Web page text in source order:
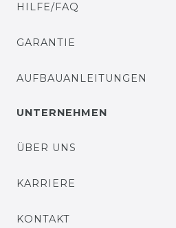
HILFE/FAQ
GARANTIE
AUFBAUANLEITUNGEN
UNTERNEHMEN
ÜBER UNS
KARRIERE
KONTAKT